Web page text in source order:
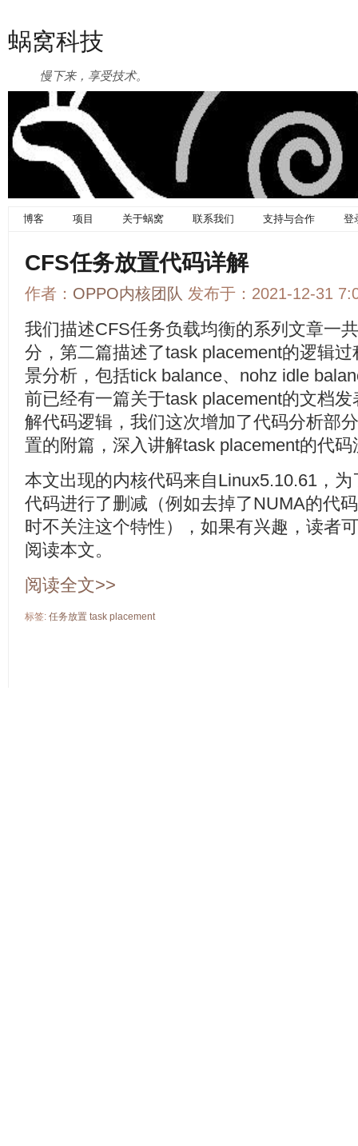
蜗窝科技
慢下来，享受技术。
博客 项目 关于蜗窝 联系我们 支持与合作 登
CFS任务放置代码详解
作者： OPPO内核团队 发布于：2021-12-31
我们描述CFS任务负载均衡的系列文章一
分，第二篇描述了task placement的逻辑
景分析，包括tick balance、nohz idle
前已经有一篇关于task placement的文档
解代码逻辑，我们这次增加了代码分析部
置的附篇，深入讲解task placement的代码
本文出现的内核代码来自Linux5.10.61，
代码进行了删减（例如去掉了NUMA的代
时不关注这个特性），如果有兴趣，读者
阅读本文。
阅读全文>>
标签: 任务放置 task placement